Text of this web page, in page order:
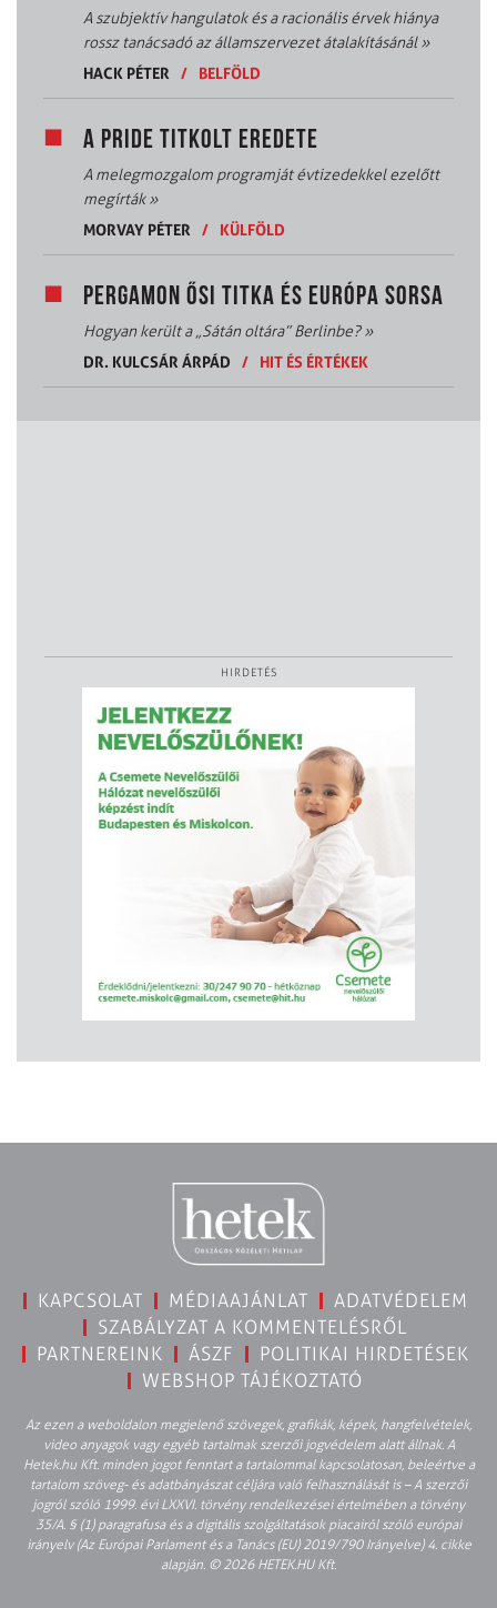
A szubjektív hangulatok és a racionális érvek hiánya
rossz tanácsadó az államszervezet átalakításánál»
HACK PÉTER / BELFÖLD
A PRIDE TITKOLT EREDETE
A melegmozgalom programját évtizedekkel ezelőtt
megírták»
MORVAY PÉTER / KÜLFÖLD
PERGAMON ŐSI TITKA ÉS EURÓPA SORSA
Hogyan került a „Sátán oltára” Berlinbe?»
DR. KULCSÁR ÁRPÁD
/ HIT ÉS ÉRTÉKEK
HIRDETÉS
KAPCSOLAT MÉDIAAJÁNLAT
ADATVÉDELEM
SZABÁLYZAT A KOMMENTELÉSRŐL
PARTNEREINK
ÁSZF
POLITIKAI HIRDETÉSEK
WEBSHOP TÁJÉKOZTATÓ
Az ezen a weboldalon megjelenő szövegek, grafikák, képek, hangfelvételek,
video anyagok vagy egyéb tartalmak szerzői jogvédelem alatt állnak. A
Hetek.hu Kft. minden jogot fenntart a tartalommal kapcsolatosan, beleértve a
tartalom szöveg- és adatbányászat céljára való felhasználását is – A szerzői
jogról szóló 1999. évi LXXVI. törvény rendelkezései értelmében a törvény
35/A. § (1) paragrafusa és a digitális szolgáltatások piacairól szóló európai
irányelv (Az Európai Parlament és a Tanács (EU) 2019/790 Irányelve) 4. cikke
alapján. © 2026 HETEK.HU Kft.